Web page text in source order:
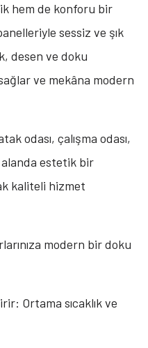
hem de konforu bir
sessiz ve şık
desen ve doku
ve mekâna modern
odası, çalışma odası,
estetik bir
kaliteli hizmet
modern bir doku
Ortama sıcaklık ve